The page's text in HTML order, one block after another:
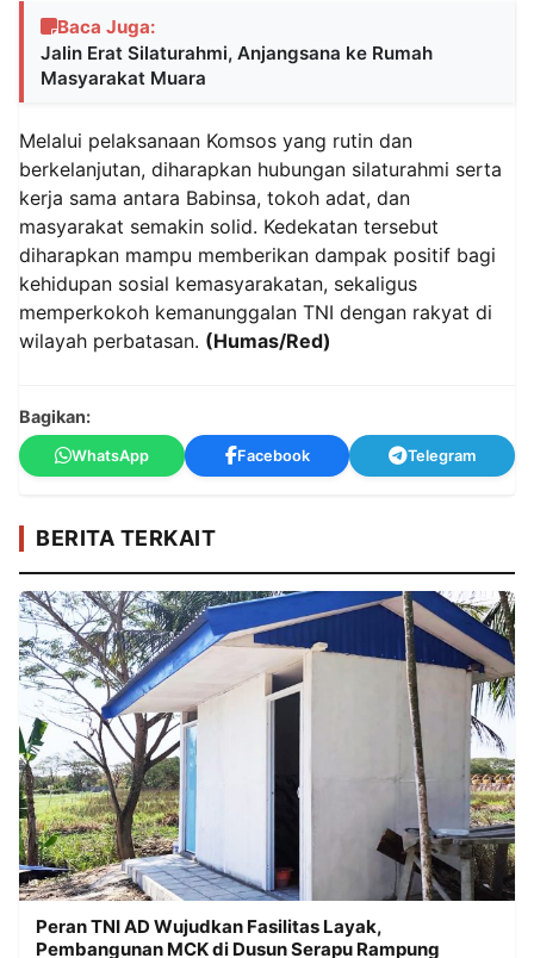
Baca Juga:
Jalin Erat Silaturahmi, Anjangsana ke Rumah
Masyarakat Muara
Melalui pelaksanaan Komsos yang rutin dan
berkelanjutan, diharapkan hubungan silaturahmi serta
kerja sama antara Babinsa, tokoh adat, dan
masyarakat semakin solid. Kedekatan tersebut
diharapkan mampu memberikan dampak positif bagi
kehidupan sosial kemasyarakatan, sekaligus
memperkokoh kemanunggalan TNI dengan rakyat di
wilayah perbatasan. (Humas/Red)
Bagikan:
WhatsApp Facebook Telegram
BERITA TERKAIT
Peran TNI AD Wujudkan Fasilitas Layak,
Pembangunan MCK di Dusun Serapu Rampung